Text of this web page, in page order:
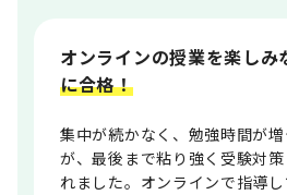
オンラインの授業を楽しみ
に合格！
集中が続かなく、勉強時間が
が、最後まで粘り強く受験対
れました。オンラインで指導